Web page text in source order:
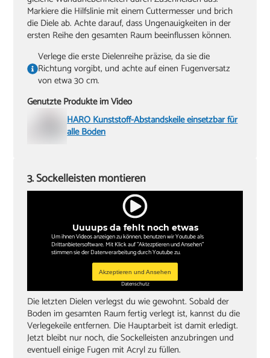
Markiere die Hilfslinie mit einem Cuttermesser und brich
die Diele ab. Achte darauf, dass Ungenauigkeiten in der
ersten Reihe den gesamten Raum beeinflussen können.
Verlege die erste Dielenreihe präzise, da sie die
Richtung vorgibt, und achte auf einen Fugenversatz
von etwa 30 cm.
Genutzte Produkte im Video
HARO Kunststoff-Abstandskeile einsetzbar für
alle Böden
Uuuups da fehlt noch etwas
Um ihnen Videos anzeigen zu können, benutzen wir Youtube als
Drittanbietersoftware. Mit Klick auf "Aktezptieren und Ansehen"
stimmen sie der Datenverarbeitung durch Youtube zu.
Akzeptieren und Ansehen
Datenschutz
3. Sockelleisten montieren
Die letzten Dielen verlegst du wie gewohnt. Sobald der
Boden im gesamten Raum fertig verlegt ist, kannst du die
Verlegekeile entfernen. Die Hauptarbeit ist damit erledigt.
Jetzt bleibt nur noch, die Sockelleisten anzubringen und
eventuell einige Fugen mit Acryl zu füllen.